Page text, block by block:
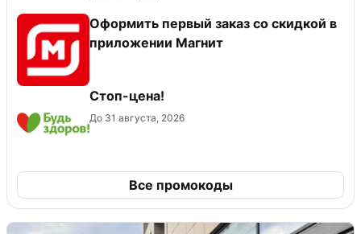
Оформить первый заказ со скидкой в
приложении Магнит
Стоп-цена!
До 31 августа, 2026
Все промокоды